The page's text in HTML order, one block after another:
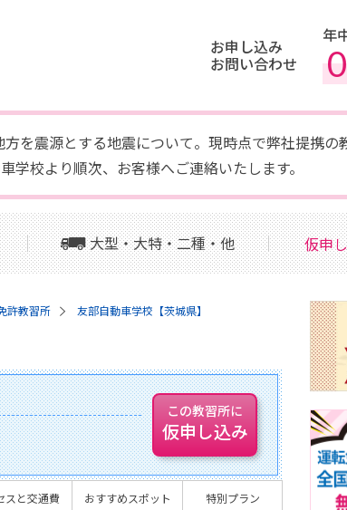
お申し込み
お問い合わせ
年
を震源とする地震について。現時点で弊社提携
校より順次、お客様へご連絡いたします。
大型・大特・二種・他 仮申
許教習所
友部自動車学校【茨城県】
この教習所に
仮申し込み
スと交通費 おすすめスポット 特別プラン